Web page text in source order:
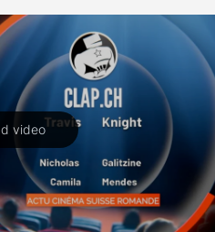
video